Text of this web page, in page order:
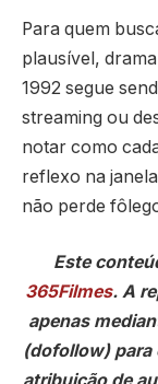
Para quem
plausível,
1992 segue
streaming ou
notar como
reflexo na
não perde
Este
365Filmes. A
apenas
(dofollow) para